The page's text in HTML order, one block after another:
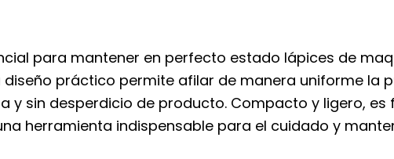
para mantener en perfecto estado lápices de
práctico permite afilar de manera uniforme la
y sin desperdicio de producto. Compacto y ligero,
herramienta indispensable para el cuidado y